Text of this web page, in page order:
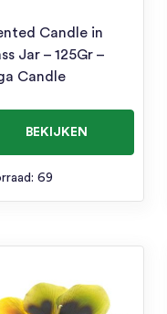
Candle in
Jar – 125Gr –
Candle
BEKIJKEN
69